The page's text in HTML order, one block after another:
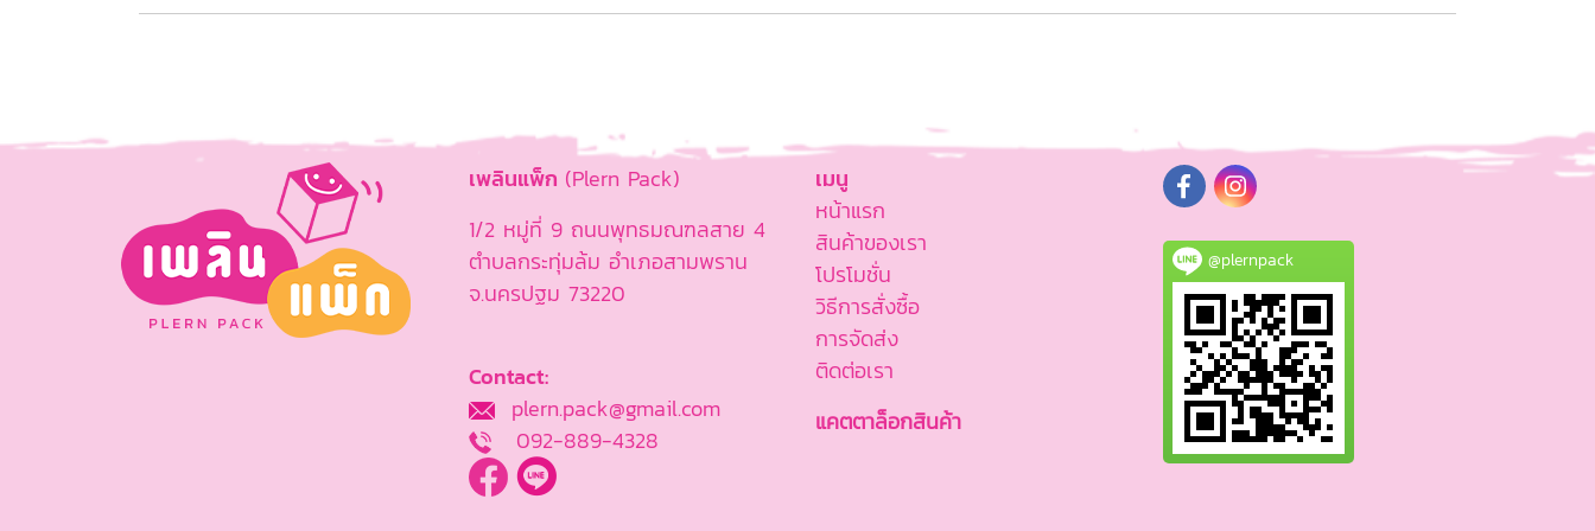
เพลินแพ็ก (Plern Pack)
1/2 หมู่ที่ 9 ถนนพุทธมณฑลสาย 4
ตำบลกระทุ่มล้ม อำเภอสามพราน
จ.นครปฐม 73220
Contact:
plern.pack@gmail.com
092-889-4328
เมนู
หน้าแรก
สินค้าของเรา
โปรโมชั่น
วิธีการสั่งซื้อ
การจัดส่ง
ติดต่อเรา
แคตตาล็อกสินค้า
@plernpack